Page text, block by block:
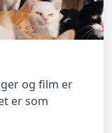
og film er
er som